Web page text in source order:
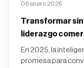
06 enero 2026
Transformar sin
liderazgo
En 2025, la
promesa para